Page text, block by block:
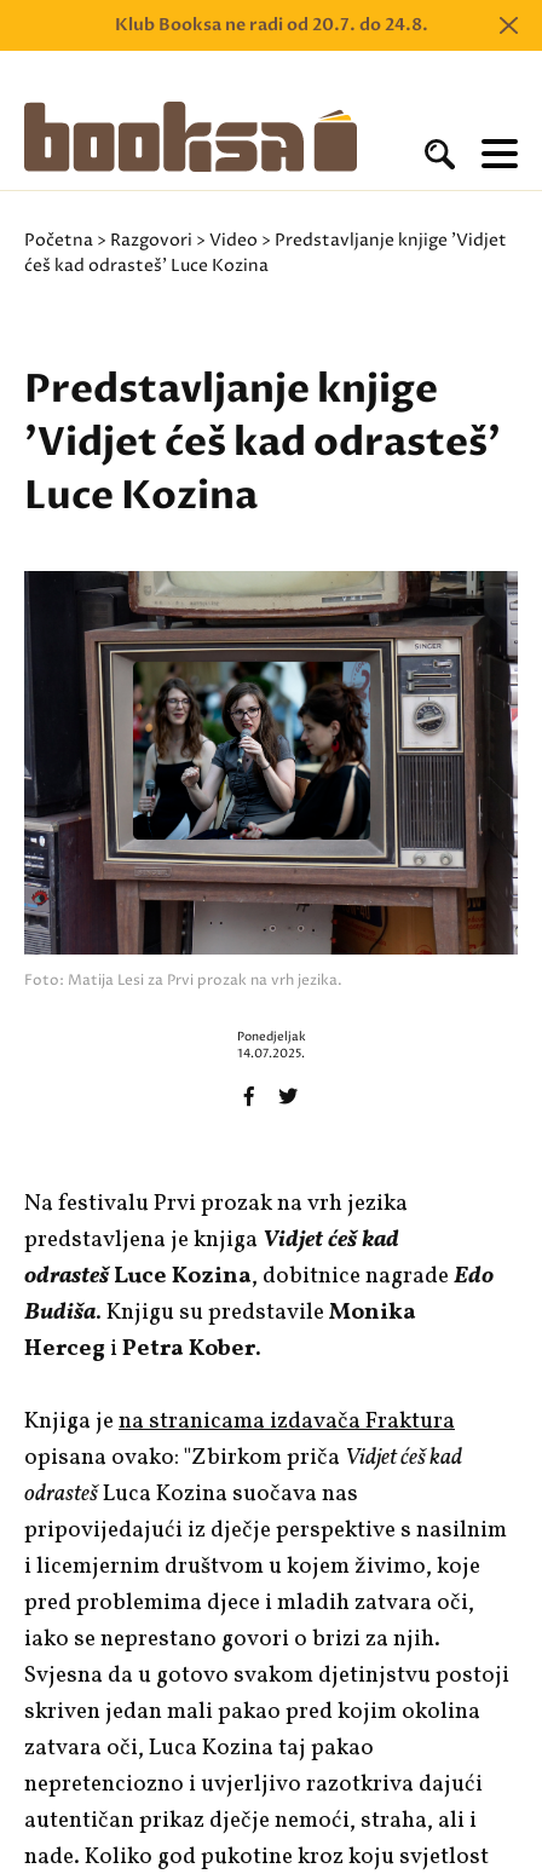
Klub Booksa ne radi od 20.7. do 24.8.
Početna > Razgovori > Video > Predstavljanje knjige 'Vidjet
ćeš kad odrasteš' Luce Kozina
Predstavljanje knjige
'Vidjet ćeš kad odrasteš'
Luce Kozina
Foto: Matija Lesi za Prvi prozak na vrh jezika.
Ponedjeljak
14.07.2025.
Na festivalu Prvi prozak na vrh jezika
predstavljena je knjiga Vidjet ćeš kad
odrastešLuce Kozina, dobitnice nagradeEdo
Budiša. Knjigu su predstavileMonika
Herceg iPetra Kober.
Knjiga jena stranicama izdavača Fraktura
opisana ovako: "Zbirkom priča Vidjet ćeš kad
odrastešLuca Kozina suočava nas
pripovijedajući iz dječje perspektive s nasilnim
i licemjernim društvom u kojem živimo, koje
pred problemima djece i mladih zatvara oči,
iako se neprestano govori o brizi za njih.
Svjesna da u gotovo svakom djetinjstvu postoji
skriven jedan mali pakao pred kojim okolina
zatvara oči, Luca Kozina taj pakao
nepretenciozno i uvjerljivo razotkriva dajući
autentičan prikaz dječje nemoći, straha, ali i
nade. Koliko god pukotine kroz koju svjetlost